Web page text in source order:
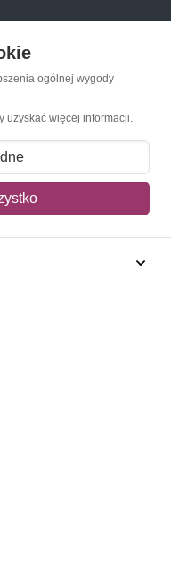
ogólnej wygody
uzyskać więcej informacji.